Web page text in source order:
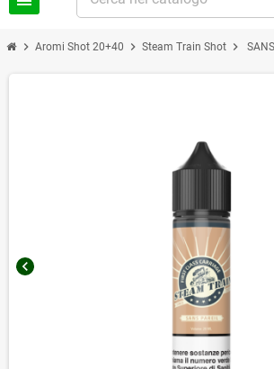
chevron_right Aromi Shot 20+40 chevron_right Steam Train Shot chevron_right
chevron_left